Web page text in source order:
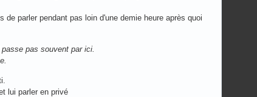
parler pendant pas loin d'une demie heure après quoi
pas souvent par ici.
lui parler en privé